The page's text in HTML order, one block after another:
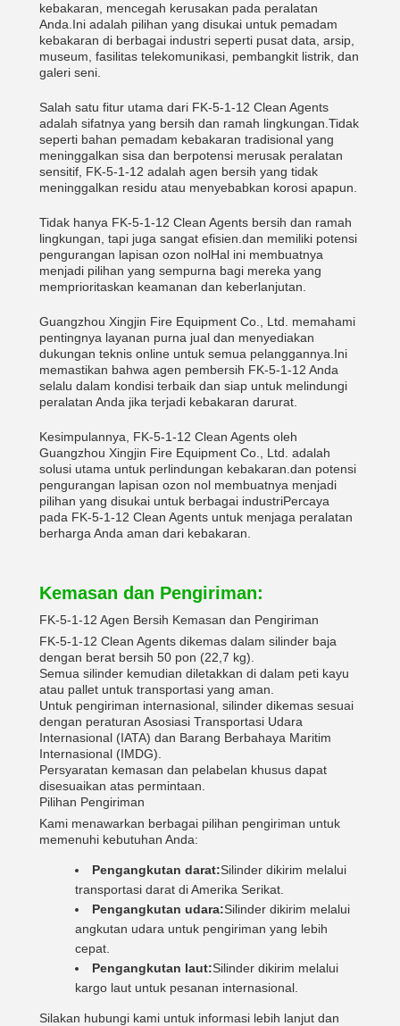
kebakaran, mencegah kerusakan pada peralatan
Anda.Ini adalah pilihan yang disukai untuk pemadam
kebakaran di berbagai industri seperti pusat data, arsip,
museum, fasilitas telekomunikasi, pembangkit listrik, dan
galeri seni.
Salah satu fitur utama dari FK-5-1-12 Clean Agents
adalah sifatnya yang bersih dan ramah lingkungan.Tidak
seperti bahan pemadam kebakaran tradisional yang
meninggalkan sisa dan berpotensi merusak peralatan
sensitif, FK-5-1-12 adalah agen bersih yang tidak
meninggalkan residu atau menyebabkan korosi apapun.
Tidak hanya FK-5-1-12 Clean Agents bersih dan ramah
lingkungan, tapi juga sangat efisien.dan memiliki potensi
pengurangan lapisan ozon nolHal ini membuatnya
menjadi pilihan yang sempurna bagi mereka yang
memprioritaskan keamanan dan keberlanjutan.
Guangzhou Xingjin Fire Equipment Co., Ltd. memahami
pentingnya layanan purna jual dan menyediakan
dukungan teknis online untuk semua pelanggannya.Ini
memastikan bahwa agen pembersih FK-5-1-12 Anda
selalu dalam kondisi terbaik dan siap untuk melindungi
peralatan Anda jika terjadi kebakaran darurat.
Kesimpulannya, FK-5-1-12 Clean Agents oleh
Guangzhou Xingjin Fire Equipment Co., Ltd. adalah
solusi utama untuk perlindungan kebakaran.dan potensi
pengurangan lapisan ozon nol membuatnya menjadi
pilihan yang disukai untuk berbagai industriPercaya
pada FK-5-1-12 Clean Agents untuk menjaga peralatan
berharga Anda aman dari kebakaran.
Kemasan dan Pengiriman:
FK-5-1-12 Agen Bersih Kemasan dan Pengiriman
FK-5-1-12 Clean Agents dikemas dalam silinder baja
dengan berat bersih 50 pon (22,7 kg).
Semua silinder kemudian diletakkan di dalam peti kayu
atau pallet untuk transportasi yang aman.
Untuk pengiriman internasional, silinder dikemas sesuai
dengan peraturan Asosiasi Transportasi Udara
Internasional (IATA) dan Barang Berbahaya Maritim
Internasional (IMDG).
Persyaratan kemasan dan pelabelan khusus dapat
disesuaikan atas permintaan.
Pilihan Pengiriman
Kami menawarkan berbagai pilihan pengiriman untuk
memenuhi kebutuhan Anda:
Pengangkutan darat:Silinder dikirim melalui
transportasi darat di Amerika Serikat.
Pengangkutan udara:Silinder dikirim melalui
angkutan udara untuk pengiriman yang lebih
cepat.
Pengangkutan laut:Silinder dikirim melalui
kargo laut untuk pesanan internasional.
Silakan hubungi kami untuk informasi lebih lanjut dan